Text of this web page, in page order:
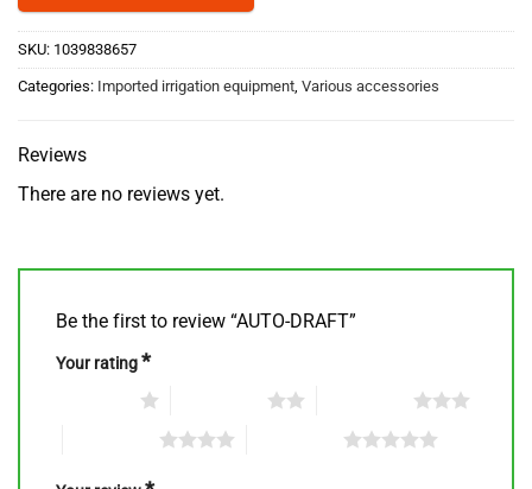
SKU: 1039838657
Categories: Imported irrigation equipment Various accessories
Reviews
There are no reviews yet.
Be the first to review “AUTO-DRAFT”
Your rating*